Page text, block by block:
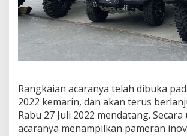
Rangkaian acaranya telah dibuka
2022 kemarin, dan akan terus
Rabu 27 Juli 2022 mendatang. Secara
acaranya menampilkan pameran